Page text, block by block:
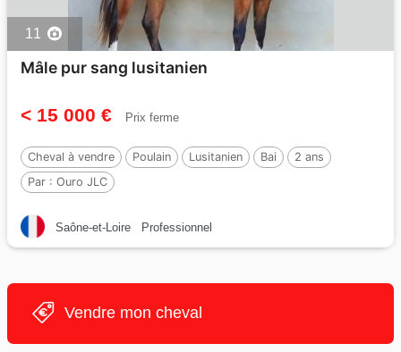
11
Mâle pur sang lusitanien
< 15 000 € Prix ferme
Cheval à vendre Poulain Lusitanien Bai
2 ans
Par : Ouro JLC
Saône-et-Loire Professionnel
Vendre mon cheval